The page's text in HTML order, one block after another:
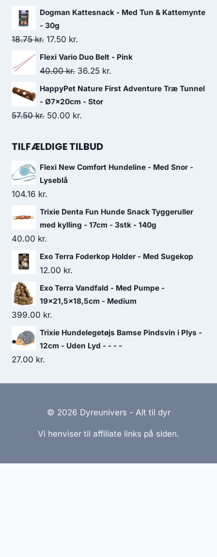
40.00 kr..
oprindelige
var:
71.25 kr..
aktuelle
62.50 kr..
Dogman Kattesnack - Med Tun & Kattemynte
- 30g
18.75kr. Den
oprindelige
pris
18.75 kr..
17.50 kr.
aktuelle
pris
17.50 kr..
Flexi Vario Duo Belt - Pink
40.00kr. Den
oprindelige
pris
var:
36.25 kr.
aktuelle
HappyPet Nature First Adventure Træ Tunnel
- Ø7x20cm - Stor
57.50kr. Den
pris
57.50 kr..
50.00 kr.
pris
50.00 kr..
TILFÆLDIGE TILBUD
Flexi New Comfort Hundeline - Med Snor -
Lyseblå
104.16 kr.
Trixie Denta Fun Hunde Snack Tyggeruller
med kylling - 17cm - 3stk - 140g
40.00 kr.
Exo Terra Foderkop Holder - Med Sugekop
12.00 kr.
Exo Terra Vandfald - Med Pumpe -
19x21,5x18,5cm - Medium
399.00 kr.
Trixie Hundelegetøjs Bamse Pindsvin i Plys -
12cm - Uden Lyd - - - -
27.00 kr.
© 2026 Dyreunivers - Alt til dyr
Vi henviser til affiliate links på siden.